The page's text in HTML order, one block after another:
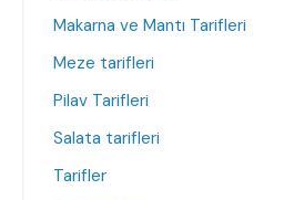
Makarna ve Mantı Tarifleri
Meze tarifleri
Pilav Tarifleri
Salata tarifleri
Tarifler